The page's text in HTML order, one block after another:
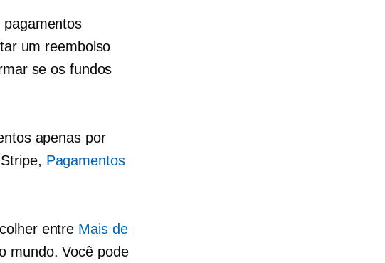
pagamentos
um reembolso
se os fundos
apenas por
Pagamentos
entre Mais de
mundo. Você pode